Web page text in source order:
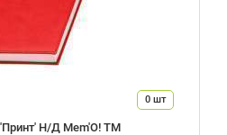
0шт
Н/Д Mem'O! ТМ